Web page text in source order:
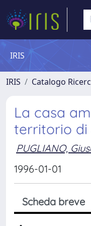
IRIS
IRIS Catalogo
La casa
territorio di
PUGLIANO,
1996-01-01
Scheda breve